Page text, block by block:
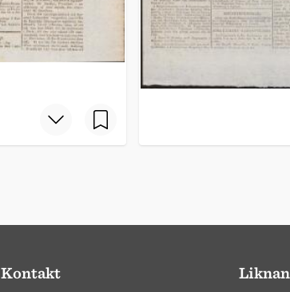
Kontakt